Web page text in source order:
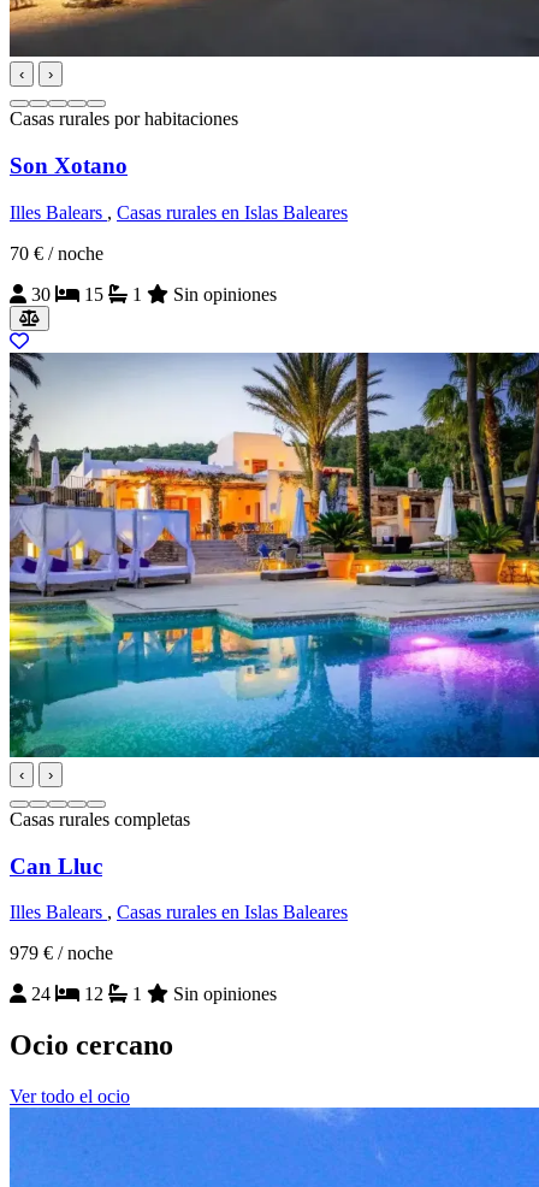
‹ ›
Casas rurales por habitaciones
Son Xotano
Illes Balears , Casas rurales en Islas Baleares
70 € / noche
30
15 1 Sin opiniones
‹ ›
Casas rurales completas
Can Lluc
Illes Balears , Casas rurales en Islas Baleares
979 € / noche
24
12 1 Sin opiniones
Ocio cercano
Ver todo el ocio